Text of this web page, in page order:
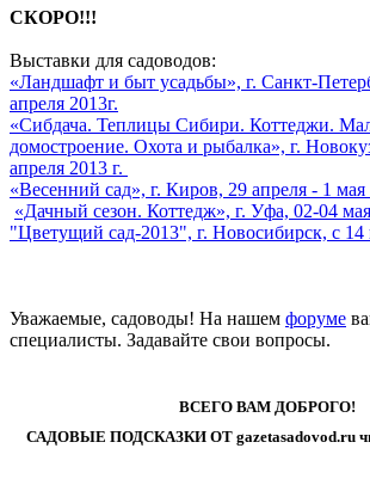
СКОРО!!!
Выставки для садоводов:
«Ландшафт и быт усадьбы», г. Санкт-
апреля 2013г.
«Сибдача. Теплицы Сибири. Коттеджи.
домостроение. Охота и рыбалка», г.
апреля 2013 г.
«Весенний сад», г. Киров, 29 апреля - 1 мая
«Дачный сезон. Коттедж», г. Уфа, 02-04
"Цветущий сад-2013", г. Новосибирск, с 14
Уважаемые, садоводы! На нашем форуме
специалисты. Задавайте свои вопросы.
ВСЕГО ВАМ ДОБРОГО!
САДОВЫЕ ПОДСКАЗКИ ОТ gazetasadovod.ru